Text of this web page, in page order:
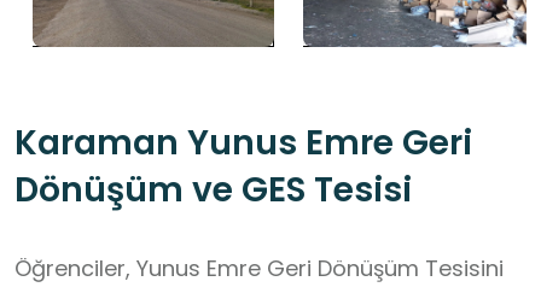
Karaman Yunus Emre Geri
Dönüşüm ve GES Tesisi
Öğrenciler, Yunus Emre Geri Dönüşüm Tesisini